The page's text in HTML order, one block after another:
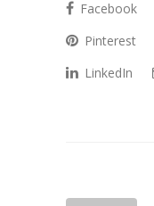
Facebook
Pinterest
LinkedIn